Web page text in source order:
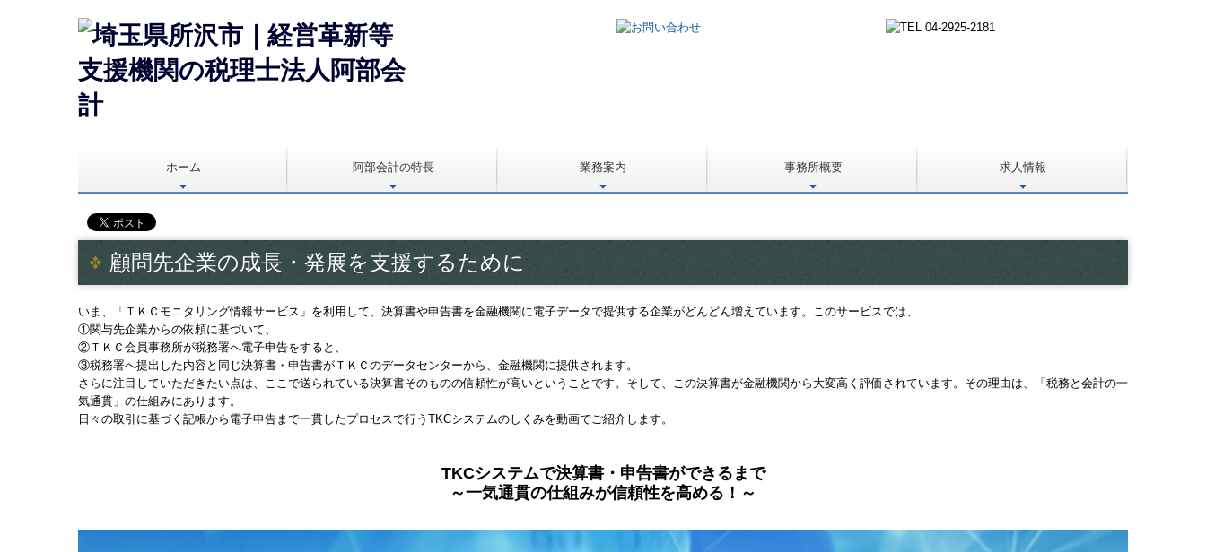
ホーム 阿部会計の特長 業務案内 事務所概要 求人情報
顧問先企業の成長・発展を支援するために
いま、「ＴＫＣモニタリング情報サービス」を利用して、決算書や申告書を金融機関に電子データで提供する企業がどんどん増えています。このサービスでは、
①関与先企業からの依頼に基づいて、
②ＴＫＣ会員事務所が税務署へ電子申告をすると、
③税務署へ提出した内容と同じ決算書・申告書がＴＫＣのデータセンターから、金融機関に提供されます。
さらに注目していただきたい点は、ここで送られている決算書そのものの信頼性が高いということです。そして、この決算書が金融機関から大変高く評価されています。その理由は、「税務と会計の一
気通貫」の仕組みにあります。
日々の取引に基づく記帳から電子申告まで一貫したプロセスで行うTKCシステムのしくみを動画でご紹介します。
TKCシステムで決算書・申告書ができるまで
～一気通貫の仕組みが信頼性を高める！～